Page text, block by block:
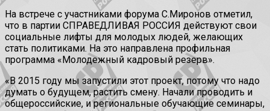
На встрече с участниками форума С.Миронов отметил,
что в партии СПРАВЕДЛИВАЯ РОССИЯ действуют свои
социальные лифты для молодых людей, желающих
стать политиками. На это направлена профильная
программа «Молодежный кадровый резерв».
«В 2015 году мы запустили этот проект, потому что надо
думать о будущем, растить смену. Начали проводить и
общероссийские, и региональные обучающие семинары,